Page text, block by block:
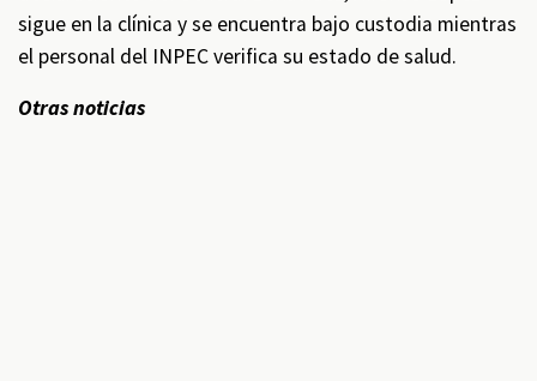
sigue en la clínica y se encuentra bajo custodia mientras
el personal del INPEC verifica su estado de salud.
Otras noticias